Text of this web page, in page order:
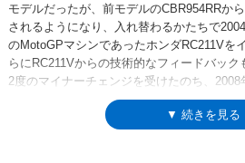
モデルだったが、前モデルのCBR954RRか
されるようになり、入れ替わるかたちで
のMotoGPマシンであったホンダRC211Vを
らにRC211Vからの技術的なフィードバッ
2度のマイナーチェンジを受けたのち、
（SC59）が行われた。SC59型は、このク
は長期間製造され、3度目のマイナーチェン
▼ 続きを見る